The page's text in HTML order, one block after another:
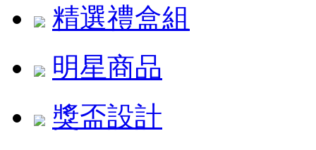
精選禮盒組
明星商品
獎盃設計